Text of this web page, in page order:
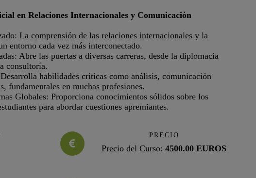
en Relaciones Internacionales y Comunicación
La comprensión de las relaciones internacionales y la
entorno cada vez más interconectado.
Abre las puertas a diversas carreras, desde la diplomacia
consultoría.
habilidades críticas como análisis, comunicación
fundamentales en muchas profesiones.
Globales: Proporciona conocimientos sólidos sobre los
para abordar cuestiones apremiantes.
PRECIO
Precio del Curso:4500.00 EUROS